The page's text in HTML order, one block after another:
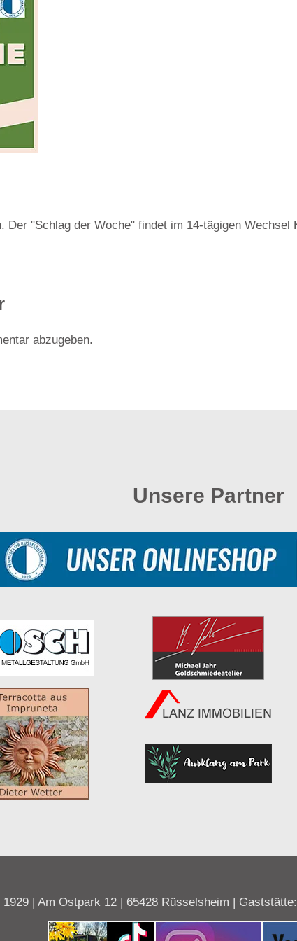
Der "Schlag der Woche" findet im 14-tägigen
abzugeben.
Unsere Partner
| Am Ostpark 12 | 65428 Rüsselsheim | Gaststätte: